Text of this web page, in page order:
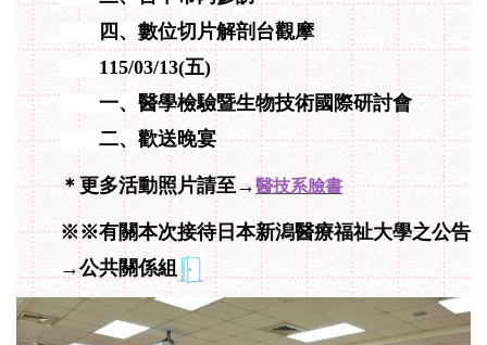
四、數位切片解剖台觀摩
115/03/13(五)
一、醫學檢驗暨生物技術國際研討會
二、歡送晚宴
＊更多活動照片請至→醫技系臉書
※※有關本次接待日本新潟醫療福祉大學之公告
→公共關係組